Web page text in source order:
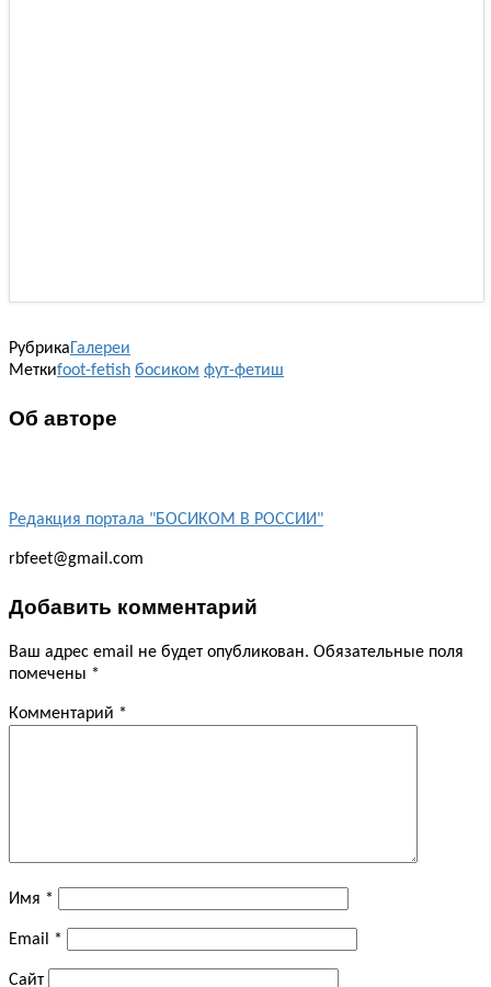
Рубрика Галереи
Меткиfoot-fetish босиком фут-фетиш
Об авторе
Редакция портала "БОСИКОМ В РОССИИ"
rbfeet@gmail.com
Добавить комментарий
Ваш адрес email не будет опубликован. Обязательные поля
помечены *
Комментарий *
Имя *
Email *
Сайт